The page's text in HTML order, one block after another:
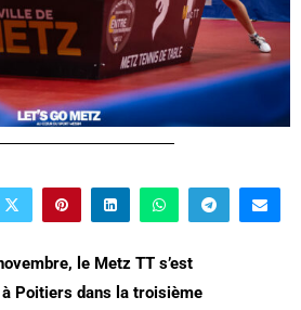
le Metz TT s’est
Poitiers dans la troisième